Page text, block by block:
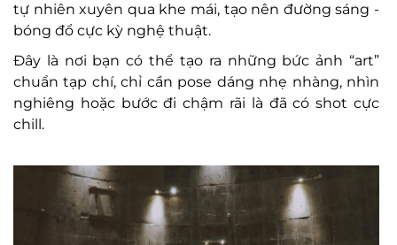
tự nhiên xuyên qua khe mái, tạo nên đường sáng -
bóng đổ cực kỳ nghệ thuật.
Đây là nơi bạn có thể tạo ra những bức ảnh “art”
chuẩn tạp chí, chỉ cần pose dáng nhẹ nhàng, nhìn
nghiêng hoặc bướcđi chậm rãi là đã có shot cực
chill.